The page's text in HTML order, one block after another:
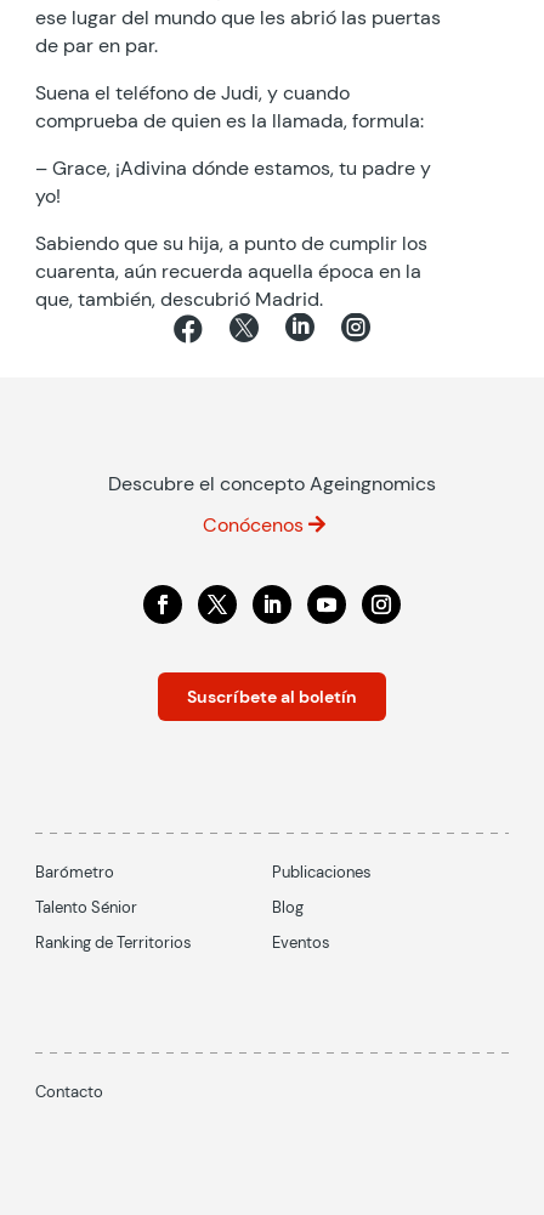
ese lugar del mundo que les abrió las puertas
de par en par.
Suena el teléfono de Judi, y cuando
comprueba de quien es la llamada, formula:
– Grace, ¡Adivina dónde estamos, tu padre y
yo!
Sabiendo que su hija, a punto de cumplir los
cuarenta, aún recuerda aquella época en la
que, también, descubrió Madrid.
   
Descubre el concepto Ageingnomics
Conócenos
Suscríbete al boletín
Barómetro
Talento Sénior
Ranking de Territorios
Publicaciones
Blog
Eventos
Contacto